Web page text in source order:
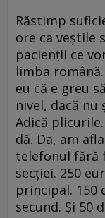
Răstimp
ore ca veștile
pacienții ce
limba
eu că e greu
nivel, dacă nu
Adică
dă. Da, am
telefonul fără
secției. 250
principal. 150
secund. Și 50